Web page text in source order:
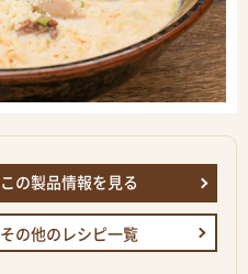
この製品情報を見る
その他のレシピ一覧